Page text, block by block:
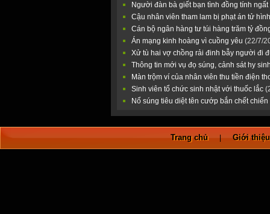
Người đàn bà giết bạn tình đồng tính
Cậu nhân viên tham lam bị phạt án tử
Cán bộ ngân hàng tư túi hàng trăm tỷ
Án mạng kinh hoàng vì cuồng yêu (22/7/
Xử tù hai vợ chồng rải đinh bẫy người đi
Thông tin mới vụ đọ súng, cảnh sát hy
Màn trộm ví của nhân viên thu tiền điện
Sinh viên tổ chức sinh nhật với thuốc lắc
Nổ súng tiêu diệt tên cướp bắn chết
Trang chủ | Giới thiệu